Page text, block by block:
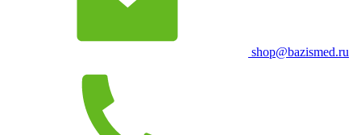
shop@bazismed.ru